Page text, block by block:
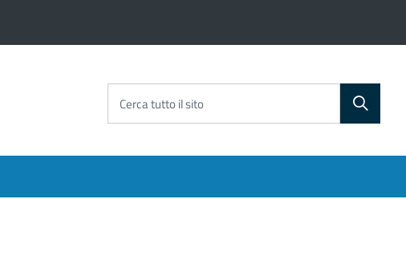
Cerca tutto il sito